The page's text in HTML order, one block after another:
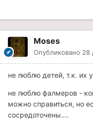
Moses
Опубликовано 28
не люблю детей, т.к. их
не люблю фалмеров -
можно справиться, но
сосредоточены....